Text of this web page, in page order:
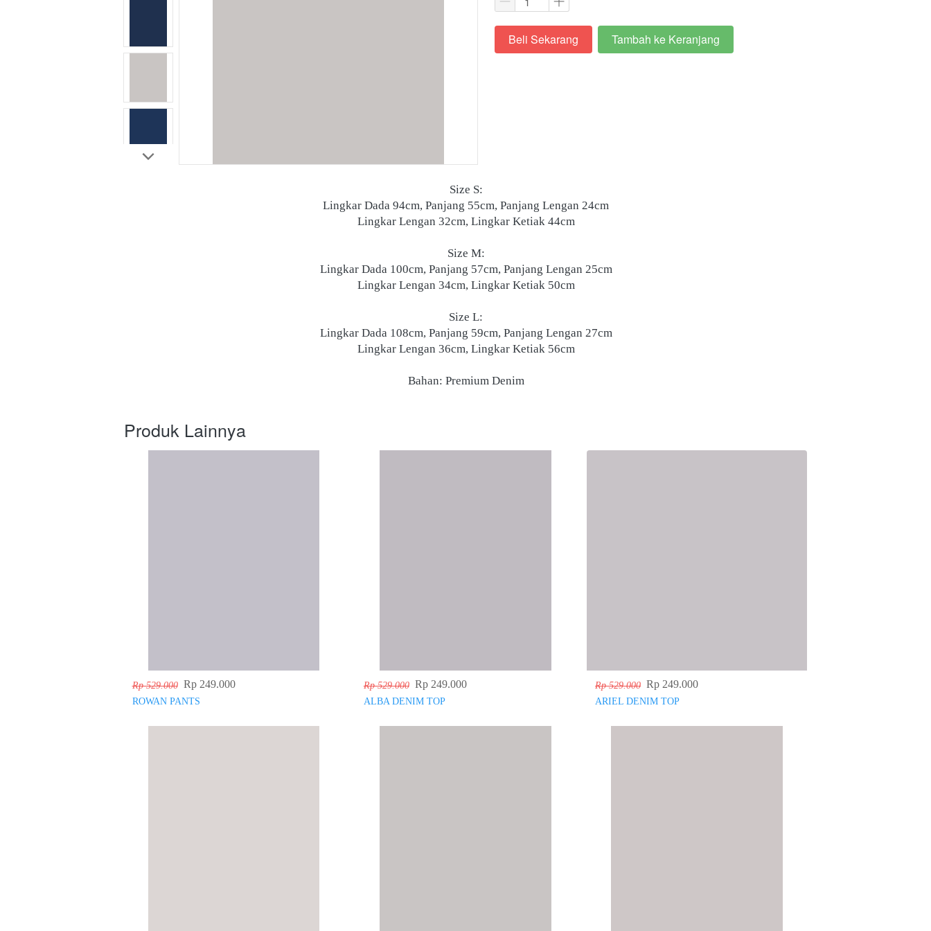
`Beli Sekarang `
Tambah ke Keranjang
Size S:
Lingkar Dada 94cm, Panjang 55cm, Panjang Lengan 24cm
Lingkar Lengan 32cm, Lingkar Ketiak 44cm
Size M:
Lingkar Dada 100cm, Panjang 57cm, Panjang Lengan 25cm
Lingkar Lengan 34cm, Lingkar Ketiak 50cm
Size L:
Lingkar Dada 108cm, Panjang 59cm, Panjang Lengan 27cm
Lingkar Lengan 36cm, Lingkar Ketiak 56cm
Bahan: Premium Denim
Produk Lainnya
Rp 529.000 Rp 249.000
ROWAN PANTS
Rp 529.000 Rp 249.000
ALBA DENIM TOP
Rp 529.000 Rp 249.000
ARIEL DENIM TOP